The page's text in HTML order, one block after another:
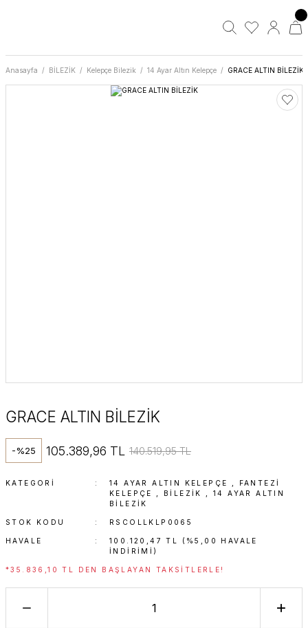
Anasayfa BİLEZİK Kelepçe Bilezik 14 Ayar Altın Kelepçe GRACE ALTIN BİLEZİK
GRACE ALTIN BİLEZİK
-%25 105.389,96 TL 140.519,95 TL
KATEGORI 14 AYAR ALTIN KELEPÇE
FANTEZI
KELEPÇE
BİLEZİK ,14 AYAR ALTIN
BILEZIK
STOK KODU RSCOLLKLP0065
HAVALE
100.120,47 TL (%5,00 HAVALE
INDIRIMI)
*35.836,10 TL DEN BAŞLAYAN TAKSITLERLE!